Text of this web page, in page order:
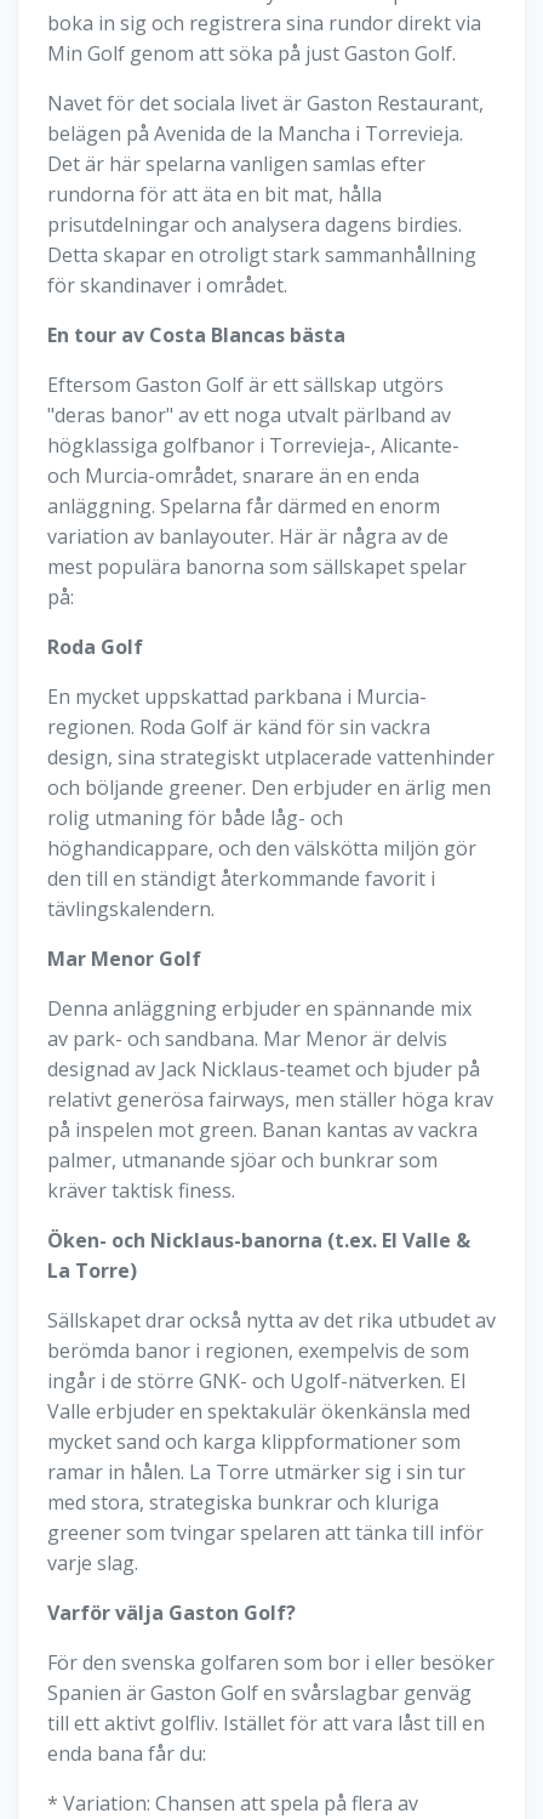
boka in sig och registrera sina rundor direkt via
Min Golf genom att söka på just Gaston Golf.
Navet för det sociala livet är Gaston Restaurant,
belägen på Avenida de la Mancha i Torrevieja.
Det är här spelarna vanligen samlas efter
rundorna för att äta en bit mat, hålla
prisutdelningar och analysera dagens birdies.
Detta skapar en otroligt stark sammanhållning
för skandinaver i området.
En tour av Costa Blancas bästa
Eftersom Gaston Golf är ett sällskap utgörs
"deras banor" av ett noga utvalt pärlband av
högklassiga golfbanor i Torrevieja-, Alicante-
och Murcia-området, snarare än en enda
anläggning. Spelarna får därmed en enorm
variation av banlayouter. Här är några av de
mest populära banorna som sällskapet spelar
på:
Roda Golf
En mycket uppskattad parkbana i Murcia-
regionen. Roda Golf är känd för sin vackra
design, sina strategiskt utplacerade vattenhinder
och böljande greener. Den erbjuder en ärlig men
rolig utmaning för både låg- och
höghandicappare, och den välskötta miljön gör
den till en ständigt återkommande favorit i
tävlingskalendern.
Mar Menor Golf
Denna anläggning erbjuder en spännande mix
av park- och sandbana. Mar Menor är delvis
designad av Jack Nicklaus-teamet och bjuder på
relativt generösa fairways, men ställer höga krav
på inspelen mot green. Banan kantas av vackra
palmer, utmanande sjöar och bunkrar som
kräver taktisk finess.
Öken- och Nicklaus-banorna (t.ex. El Valle &
La Torre)
Sällskapet drar också nytta av det rika utbudet av
berömda banor i regionen, exempelvis de som
ingår i de större GNK- och Ugolf-nätverken. El
Valle erbjuder en spektakulär ökenkänsla med
mycket sand och karga klippformationer som
ramar in hålen. La Torre utmärker sig i sin tur
med stora, strategiska bunkrar och kluriga
greener som tvingar spelaren att tänka till inför
varje slag.
Varför välja Gaston Golf?
För den svenska golfaren som bor i eller besöker
Spanien är Gaston Golf en svårslagbar genväg
till ett aktivt golfliv. Istället för att vara låst till en
enda bana får du:
* Variation: Chansen att spela på flera av